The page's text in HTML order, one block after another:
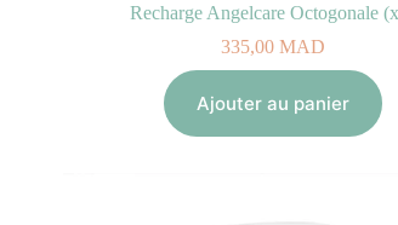
Recharge Angelcare Octogonale
335,00MAD
Ajouter au panier